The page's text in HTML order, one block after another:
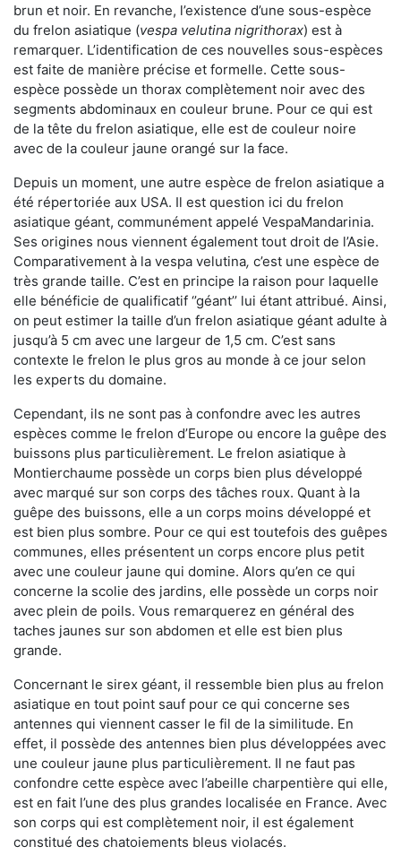
brun et noir. En revanche, l’existence d’une sous-espèce
du frelon asiatique (vespa velutina nigrithorax) est à
remarquer. L’identification de ces nouvelles sous-espèces
est faite de manière précise et formelle. Cette sous-
espèce possède un thorax complètement noir avec des
segments abdominaux en couleur brune. Pour ce qui est
de la tête du frelon asiatique, elle est de couleur noire
avec de la couleur jaune orangé sur la face.
Depuis un moment, une autre espèce de frelon asiatique a
été répertoriée aux USA. Il est question ici du frelon
asiatique géant, communément appelé VespaMandarinia.
Ses origines nous viennent également tout droit de l’Asie.
Comparativement à la vespa velutina, c’est une espèce de
très grande taille. C’est en principe la raison pour laquelle
elle bénéficie de qualificatif ‘’géant’’ lui étant attribué. Ainsi,
on peut estimer la taille d’un frelon asiatique géant adulte à
jusqu’à 5 cm avec une largeur de 1,5 cm. C’est sans
contexte le frelon le plus gros au monde à ce jour selon
les experts du domaine.
Cependant, ils ne sont pas à confondre avec les autres
espèces comme le frelon d’Europe ou encore la guêpe des
buissons plus particulièrement. Le frelon asiatique à
Montierchaume possède un corps bien plus développé
avec marqué sur son corps des tâches roux. Quant à la
guêpe des buissons, elle a un corps moins développé et
est bien plus sombre. Pour ce qui est toutefois des guêpes
communes, elles présentent un corps encore plus petit
avec une couleur jaune qui domine. Alors qu’en ce qui
concerne la scolie des jardins, elle possède un corps noir
avec plein de poils. Vous remarquerez en général des
taches jaunes sur son abdomen et elle est bien plus
grande.
Concernant le sirex géant, il ressemble bien plus au frelon
asiatique en tout point sauf pour ce qui concerne ses
antennes qui viennent casser le fil de la similitude. En
effet, il possède des antennes bien plus développées avec
une couleur jaune plus particulièrement. Il ne faut pas
confondre cette espèce avec l’abeille charpentière qui elle,
est en fait l’une des plus grandes localisée en France. Avec
son corps qui est complètement noir, il est également
constitué des chatoiements bleus violacés.